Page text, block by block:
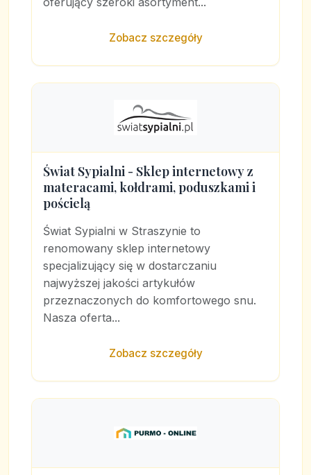
Zobacz szczegóły
Świat Sypialni - Sklep internetowy z
materacami, kołdrami, poduszkami i
pościelą
Świat Sypialni w Straszynie to
renomowany sklep internetowy
specjalizujący się w dostarczaniu
najwyższej jakości artykułów
przeznaczonych do komfortowego snu.
Nasza oferta...
Zobacz szczegóły